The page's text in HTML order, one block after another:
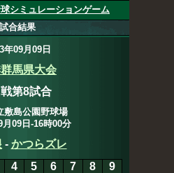
シミュレーションゲーム
試合結果
年09月09日
馬県大会
第8試合
敷島公園野球場
月09日-16時00分
- かつらズレ
4 5 6 7 8
9